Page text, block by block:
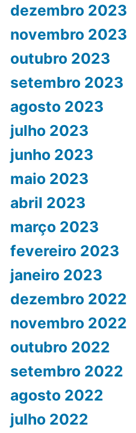
dezembro 2023
novembro 2023
outubro 2023
setembro 2023
agosto 2023
julho 2023
junho 2023
maio 2023
abril 2023
março 2023
fevereiro 2023
janeiro 2023
dezembro 2022
novembro 2022
outubro 2022
setembro 2022
agosto 2022
julho 2022